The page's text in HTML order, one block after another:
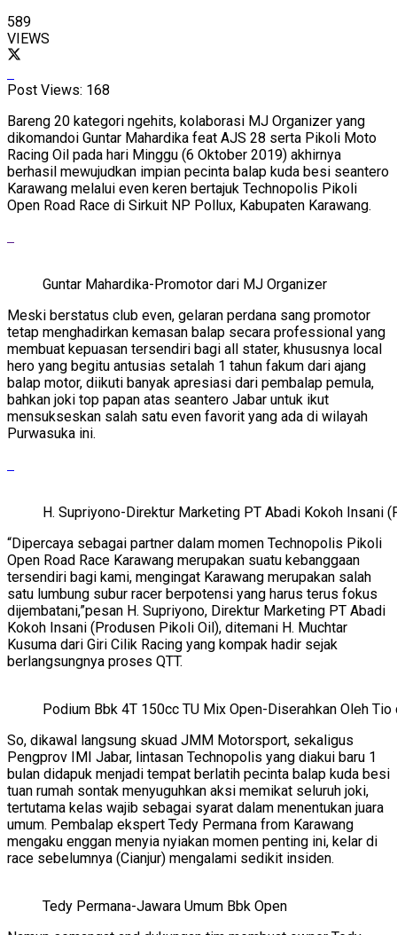
589
VIEWS
Post Views: 168
Bareng 20 kategori ngehits, kolaborasi MJ Organizer yang
dikomandoi Guntar Mahardika feat AJS 28 serta Pikoli Moto
Racing Oil pada hari Minggu (6 Oktober 2019) akhirnya
berhasil mewujudkan impian pecinta balap kuda besi seantero
Karawang melalui even keren bertajuk Technopolis Pikoli
Open Road Race di Sirkuit NP Pollux, Kabupaten Karawang.
Guntar Mahardika-Promotor dari MJ Organizer
Meski berstatus club even, gelaran perdana sang promotor
tetap menghadirkan kemasan balap secara professional yang
membuat kepuasan tersendiri bagi all stater, khususnya local
hero yang begitu antusias setalah 1 tahun fakum dari ajang
balap motor, diikuti banyak apresiasi dari pembalap pemula,
bahkan joki top papan atas seantero Jabar untuk ikut
mensukseskan salah satu even favorit yang ada di wilayah
Purwasuka ini.
H. Supriyono-Direktur Marketing PT Abadi Kokoh Insani
“Dipercaya sebagai partner dalam momen Technopolis Pikoli
Open Road Race Karawang merupakan suatu kebanggaan
tersendiri bagi kami, mengingat Karawang merupakan salah
satu lumbung subur racer berpotensi yang harus terus fokus
dijembatani,”pesan H. Supriyono, Direktur Marketing PT Abadi
Kokoh Insani (Produsen Pikoli Oil), ditemani H. Muchtar
Kusuma dari Giri Cilik Racing yang kompak hadir sejak
berlangsungnya proses QTT.
Podium Bbk 4T 150cc TU Mix Open-Diserahkan Oleh
So, dikawal langsung skuad JMM Motorsport, sekaligus
Pengprov IMI Jabar, lintasan Technopolis yang diakui baru 1
bulan didapuk menjadi tempat berlatih pecinta balap kuda besi
tuan rumah sontak menyuguhkan aksi memikat seluruh joki,
tertutama kelas wajib sebagai syarat dalam menentukan juara
umum. Pembalap ekspert Tedy Permana from Karawang
mengaku enggan menyia nyiakan momen penting ini, kelar di
race sebelumnya (Cianjur) mengalami sedikit insiden.
Tedy Permana-Jawara Umum Bbk Open